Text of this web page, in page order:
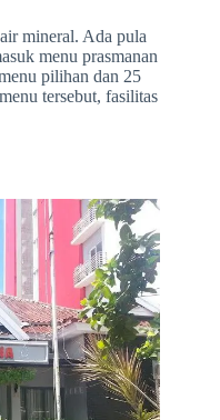
mineral. Ada pula
menu prasmanan
pilihan dan 25
tersebut, fasilitas